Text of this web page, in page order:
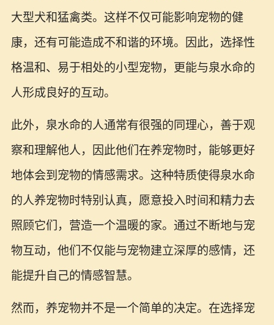
大型犬和猛禽类。这样不仅可能影响宠物的健
康，还有可能造成不和谐的环境。因此，选择性
格温和、易于相处的小型宠物，更能与泉水命的
人形成良好的互动。
此外，泉水命的人通常有很强的同理心，善于观
察和理解他人，因此他们在养宠物时，能够更好
地体会到宠物的情感需求。这种特质使得泉水命
的人养宠物时特别认真，愿意投入时间和精力去
照顾它们，营造一个温暖的家。通过不断地与宠
物互动，他们不仅能与宠物建立深厚的感情，还
能提升自己的情感智慧。
然而，养宠物并不是一个简单的决定。在选择宠